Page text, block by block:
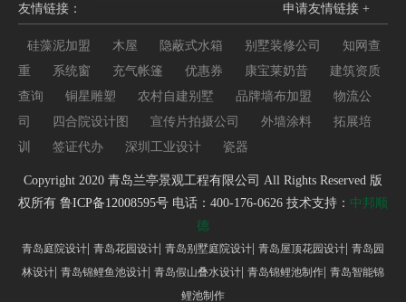
友情链接： 申请友情链接 +
硅藻泥加盟 木屋 隐蔽式水箱 别墅装修公司
知网查
重
系统窗 充气帐篷 优惠券 康宝莱奶昔
建筑资质
查询
铜星雕塑 农村自建别墅 品牌墙布加盟
物流公
司
四合院设计图 宣传片拍摄公司 外墙涂料
拓展培
训
签证代办 深圳工业设计 瓷器
Copyright 2020 青岛兰亭景观工程有限公司 All Rights Reserved 版
权所有 鲁ICP备12008595号 电话：400-176-0626 技术支持： 中邦顺
德
青岛庭院设计 青岛花园设计 青岛别墅庭院设计 青岛屋顶花园设计 青岛园
林设计 青岛锦鲤鱼池设计 青岛假山叠水设计 青岛锦鲤池制作 青岛智能锦
鲤池制作